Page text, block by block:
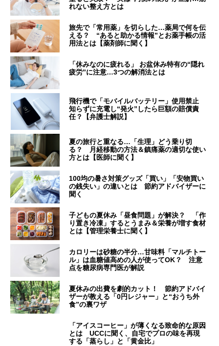
れない整え方とは
旅先で「常用薬」を切らした…薬局で何を伝
える？ “あると助かる情報”とお薬手帳の活
用法とは【薬剤師に聞く】
「休みなのに疲れる」 お盆休み特有の“隠れ
疲労”に注意…3つの解消法とは
飛行機で「モバイルバッテリー」使用禁止
知らずに充電し“発火”したら巨額の賠償責
任？【弁護士解説】
夏の旅行と重なる…「生理」どう乗り切
る？ 月経移動の方法＆鎮痛薬の適切な使い
方とは【医師に聞く】
100均の暑さ対策グッズ「買い」「安物買い
の銭失い」の違いとは 節約アドバイザーに
聞く
子どもの夏休み「昼食問題」が解決？ 「作
り置き冷凍」するとうまみ＆栄養が増す食材
とは【管理栄養士に聞く】
カロリーは砂糖の半分…甘味料「マルチトー
ル」は血糖値高めの人が使ってOK？ 注意
点を糖尿病専門医が解説
夏休みの出費を劇的カット！ 節約アドバイ
ザーが教える「0円レジャー」と“おうち外
食”の裏ワザ
「アイスコーヒー」が薄くなる致命的な原因
とは UCCに聞く、自宅でプロの味を再現
する「蒸らし」と「黄金比」